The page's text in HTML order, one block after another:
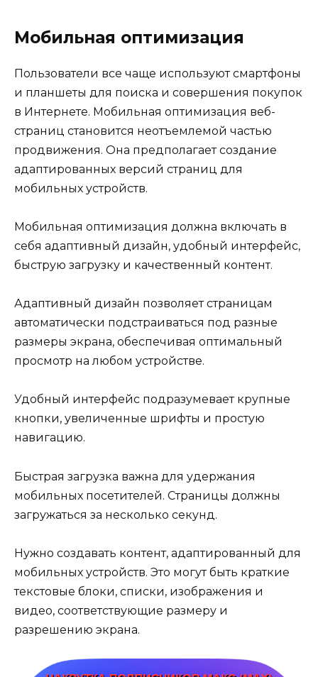
Мобильная оптимизация
Пользователи все чаще используют смартфоны
и планшеты для поиска и совершения покупок
в Интернете. Мобильная оптимизация веб-
страниц становится неотъемлемой частью
продвижения. Она предполагает создание
адаптированных версий страниц для
мобильных устройств.
Мобильная оптимизация должна включать в
себя адаптивный дизайн, удобный интерфейс,
быструю загрузку и качественный контент.
Адаптивный дизайн позволяет страницам
автоматически подстраиваться под разные
размеры экрана, обеспечивая оптимальный
просмотр на любом устройстве.
Удобный интерфейс подразумевает крупные
кнопки, увеличенные шрифты и простую
навигацию.
Быстрая загрузка важна для удержания
мобильных посетителей. Страницы должны
загружаться за несколько секунд.
Нужно создавать контент, адаптированный для
мобильных устройств. Это могут быть краткие
текстовые блоки, списки, изображения и
видео, соответствующие размеру и
разрешению экрана.